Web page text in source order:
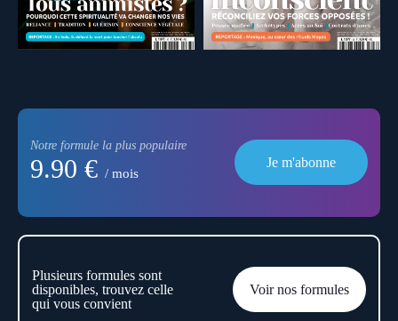
Notre formule la plus populaire
9.90 € / mois
Je m'abonne
Plusieurs formules sont
disponibles, trouvez celle
qui vous convient
Voir nos formules